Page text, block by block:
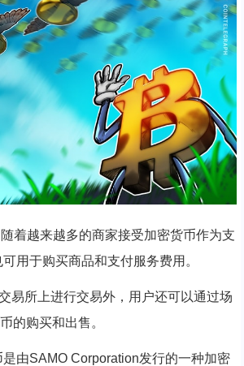
着越来越多的商家接受加密货币作为支
用于购买商品和支付服务费用。
易所上进行交易外，用户还可以通过场
的购买和出售。
由SAMO Corporation发行的一种加密